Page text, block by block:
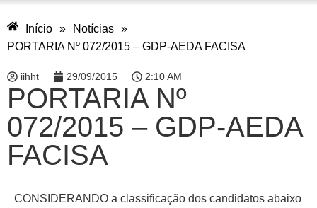
Início » Notícias »
PORTARIA Nº 072/2015 – GDP-AEDA FACISA
iihht 29/09/2015 2:10 AM
PORTARIA Nº
072/2015 – GDP-AEDA
FACISA
CONSIDERANDO a classificação dos candidatos abaixo